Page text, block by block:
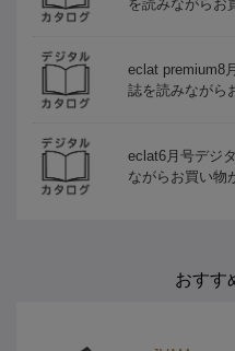
を読みながらお
eclat premium8
誌を読みながら
eclat6月号デジ
ながらお買い物
おすす